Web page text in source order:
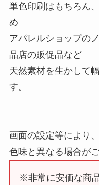
単色印刷はもちろん
め
アパレルショップの
品店の販促品など
天然素材を生かして
す。
画面の設定等により
色味と異なる場合が
※非常に安価な商